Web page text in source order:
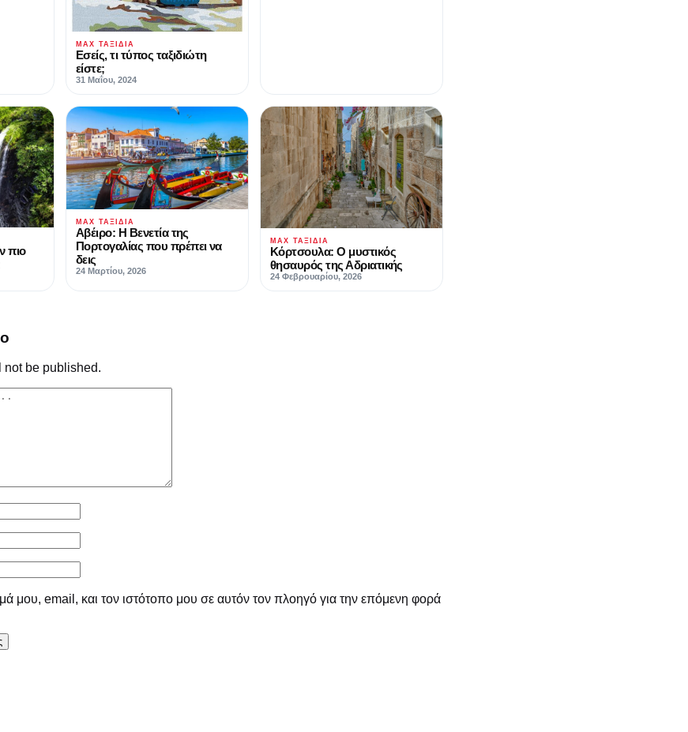
MAX ΤΑΞΊΔΙΑ
Εσείς, τι τύπος ταξιδιώτη
είστε;
31 Μαΐου, 2024
πιο
MAX ΤΑΞΊΔΙΑ
Αβέιρο: Η Βενετία της
Πορτογαλίας που πρέπει να
δεις
24 Μαρτίου, 2026
MAX ΤΑΞΊΔΙΑ
Κόρτσουλα: Ο μυστικός
θησαυρός της Αδριατικής
24 Φεβρουαρίου, 2026
not be published.
μου, email, και τον ιστότοπο μου σε αυτόν τον πλοηγό για την επόμενη φορά